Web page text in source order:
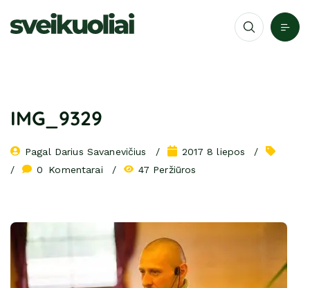
IMG_9329
Pagal Darius Savanevičius
2017 8 liepos
0
Komentarai 47 Peržiūros